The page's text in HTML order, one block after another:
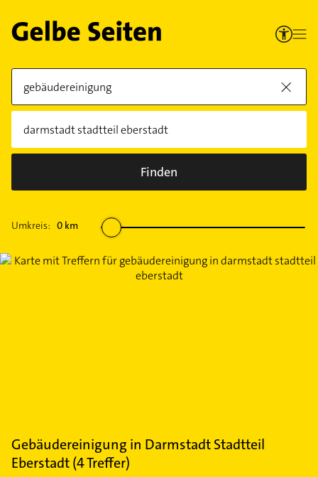
Finden
Umkreis: 0 km
Gebäudereinigung in Darmstadt Stadtteil
Eberstadt(4Treffer)